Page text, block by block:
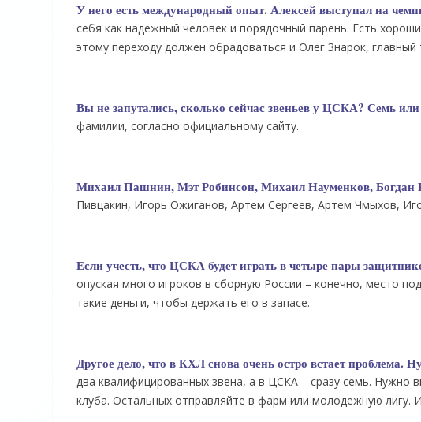
У него есть международный опыт. Алексей выступал на
себя как надежный человек и порядочный парень. Есть
этому переходу должен обрадоваться и Олег Знарок, главный
Вы не запутались, сколько сейчас звеньев у ЦСКА? Семь
фамилии, согласно официальному сайту.
Михаил Пашнин, Мэт Робинсон, Михаил Науменков, Богдан
Пивцакин, Игорь Ожиганов, Артем Сергеев, Артем Чмыхов,
Если учесть, что ЦСКА будет играть в четыре пары
опуская много игроков в сборную России – конечно, место
такие деньги, чтобы держать его в запасе.
Другое дело, что в КХЛ снова очень остро встает
два квалифицированных звена, а в ЦСКА – сразу семь. Нужно
клуба. Остальных отправляйте в фарм или молодежную лигу.